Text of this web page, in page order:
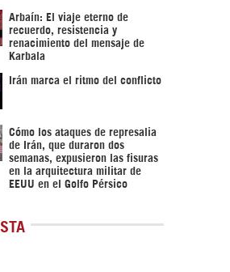
Arbaín: El viaje eterno de
recuerdo, resistencia y
renacimiento del mensaje de
Karbala
Irán marca el ritmo del conflicto
Cómo los ataques de represalia
de Irán, que duraron dos
semanas, expusieron las fisuras
en la arquitectura militar de
EEUU en el Golfo Pérsico